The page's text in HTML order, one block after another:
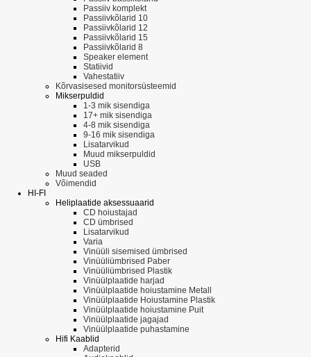
Passiiv komplekt
Passiivkõlarid 10
Passiivkõlarid 12
Passiivkõlarid 15
Passiivkõlarid 8
Speaker element
Statiivid
Vahestatiiv
Kõrvasisesed monitorsüsteemid
Mikserpuldid
1-3 mik sisendiga
17+ mik sisendiga
4-8 mik sisendiga
9-16 mik sisendiga
Lisatarvikud
Muud mikserpuldid
USB
Muud seaded
Võimendid
HI-FI
Heliplaatide aksessuaarid
CD hoiustajad
CD ümbrised
Lisatarvikud
Varia
Vinüüli sisemised ümbrised
Vinüüliümbrised Paber
Vinüüliümbrised Plastik
Vinüülplaatide harjad
Vinüülplaatide hoiustamine Metall
Vinüülplaatide Hoiustamine Plastik
Vinüülplaatide hoiustamine Puit
Vinüülplaatide jagajad
Vinüülplaatide puhastamine
Hifi Kaablid
Adapterid